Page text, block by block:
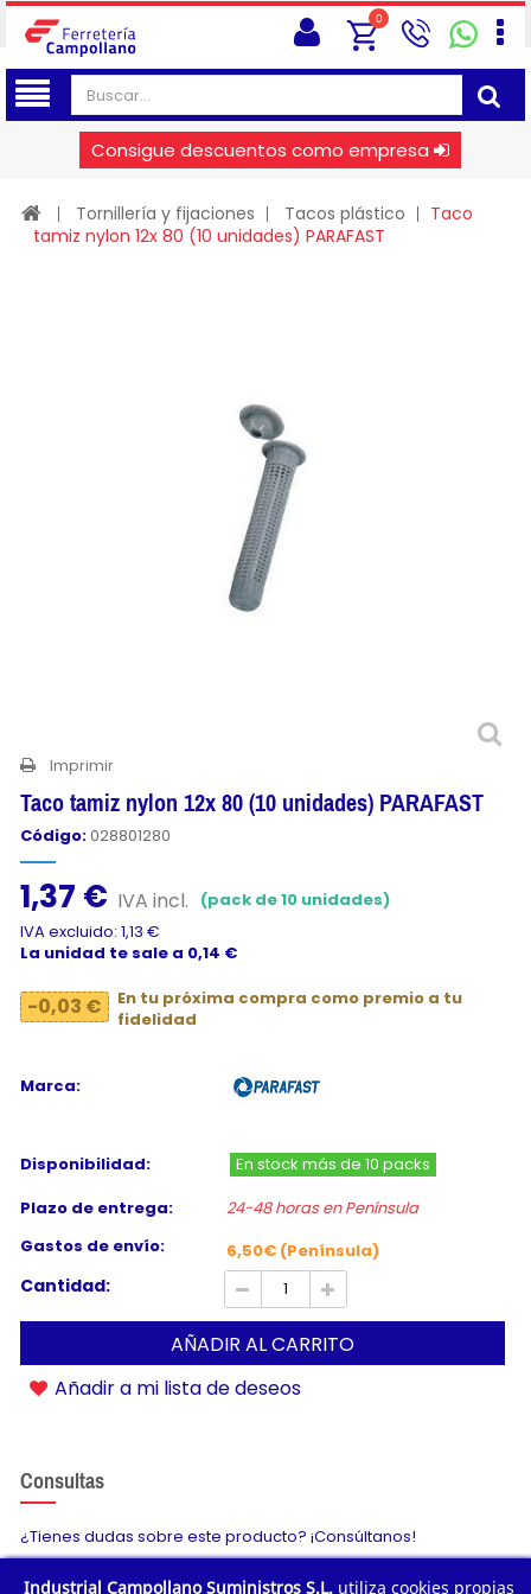
0
Consigue descuentos como empresa
Tornillería y fijaciones Tacos plástico
Taco
tamiz nylon 12x 80 (10 unidades) PARAFAST
Imprimir
Taco tamiz nylon 12x 80 (10 unidades) PARAFAST
Código:028801280
1,37 € IVA incl.
(pack de 10 unidades)
IVA excluido: 1,13 €
La unidad te sale a 0,14 €
-0,03 €
En tu próxima compra como premio a tu
fidelidad
Marca:
Disponibilidad:
En stock más de 10 packs
Plazo de entrega:
24-48 horas en Península
Gastos de envío:
6,50€ (Península)
Cantidad:
AÑADIR AL CARRITO
Añadir a mi lista de deseos
Consultas
¿Tienes dudas sobre este producto? ¡Consúltanos!
Industrial Campollano Suministros S.L. utiliza cookies propias